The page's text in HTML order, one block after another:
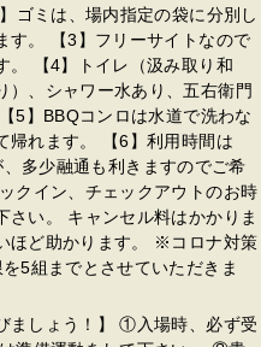
ゴミは、場内指定の袋に分別し
す。 【3】フリーサイトなので
。 【4】トイレ（汲み取り和
）、シャワー水あり、五右衛門
5】BBQコンロは水道で洗わな
帰れます。 【6】利用時間は
多少融通も利きますのでご希
クイン、チェックアウトのお時
さい。 キャンセル料はかかりま
ほど助かります。 ※コロナ対策
5組までとさせていただきま
ましょう！】 ①入場時、必ず受